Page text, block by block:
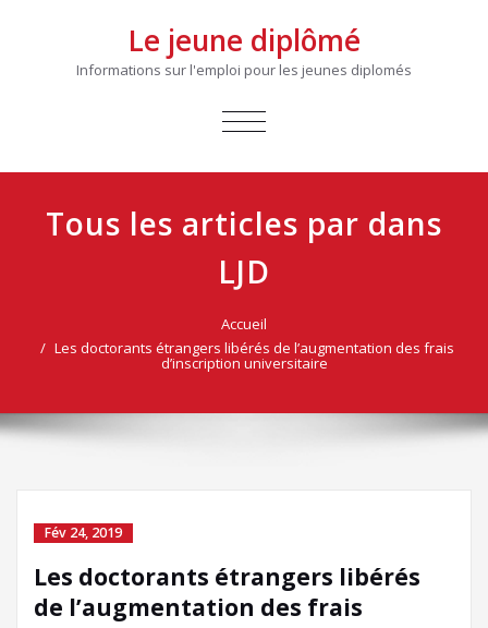
Le jeune diplômé
Informations sur l'emploi pour les jeunes diplomés
AFFICHER/MASQUER
Tous les articles par dans
LJD
Accueil
Les doctorants étrangers libérés de l’augmentation des frais
d’inscription universitaire
Fév 24, 2019
Les doctorants étrangers libérés
de l’augmentation des frais